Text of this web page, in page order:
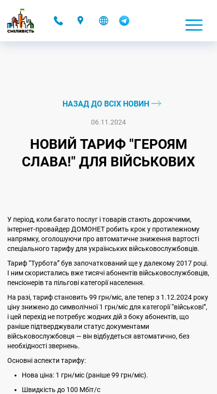
НАЗАД ДО ВСІХ НОВИН
06.11.2024
НОВИЙ ТАРИФ "ГЕРОЯМ
СЛАВА!" ДЛЯ ВІЙСЬКОВИХ
У період, коли багато послуг і товарів стають дорожчими,
інтернет-провайдер ДОМОНЕТ робить крок у протилежному
напрямку, оголошуючи про автоматичне зниження вартості
спеціального тарифу для українських військовослужбовців.
Тариф “Турбота” був започаткований ще у далекому 2017 році.
І ним скористались вже тисячі абонентів військовослужбовців,
пенсіонерів та пільгові категорії населення.
На разі, тариф становить 99 грн/міс, але тепер з 1.12.2024 року
ціну знижено до символічної 1 грн/міс для категорії “військові”,
і цей перехід не потребує жодних дій з боку абонентів, що
раніше підтверджували статус документами
військовослужбовця — він відбудеться автоматично, без
необхідності звернень.
Основні аспекти тарифу:
Нова ціна: 1 грн/міс (раніше 99 грн/міс).
Швидкість до 100 Мбіт/с